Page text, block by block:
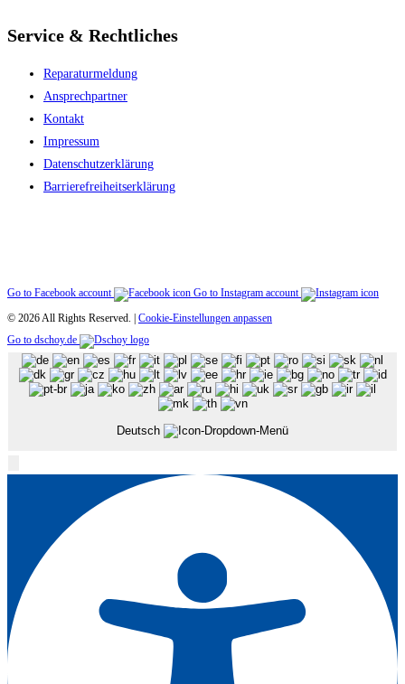
Service & Rechtliches
Reparaturmeldung
Ansprechpartner
Kontakt
Impressum
Datenschutzerklärung
Barriere­freiheitserklärung
Go to Facebook account
Go to Instagram account
© 2026 All Rights Reserved. | Cookie-Einstellungen anpassen
Go to dschoy.de
Deutsch